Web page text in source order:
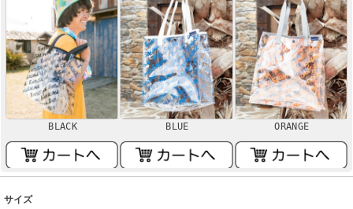
BLACK BLUE ORANGE
サイズ